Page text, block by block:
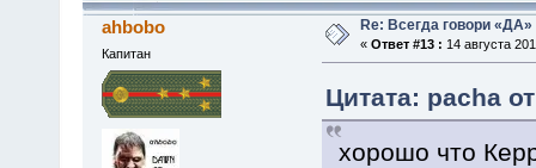
ahbobo
Капитан
Re: Всегда говори «ДА»
« Ответ #13 : 14 августа
Цитата: pacha
хорошо что